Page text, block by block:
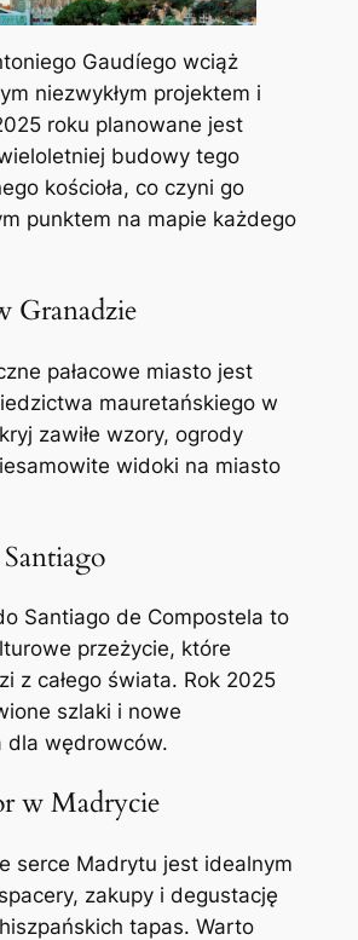
Gaudíego wciąż
niezwykłym projektem i
roku planowane jest
budowy tego
kościoła, co czyni go
punktem na mapie każdego
Granadzie
pałacowe miasto jest
mauretańskiego w
zawiłe wzory, ogrody
widoki na miasto
Santiago de Compostela to
przeżycie, które
z całego świata. Rok 2025
szlaki i nowe
dla wędrowców.
w Madrycie
serce Madrytu jest idealnym
zakupy i degustację
tapas. Warto